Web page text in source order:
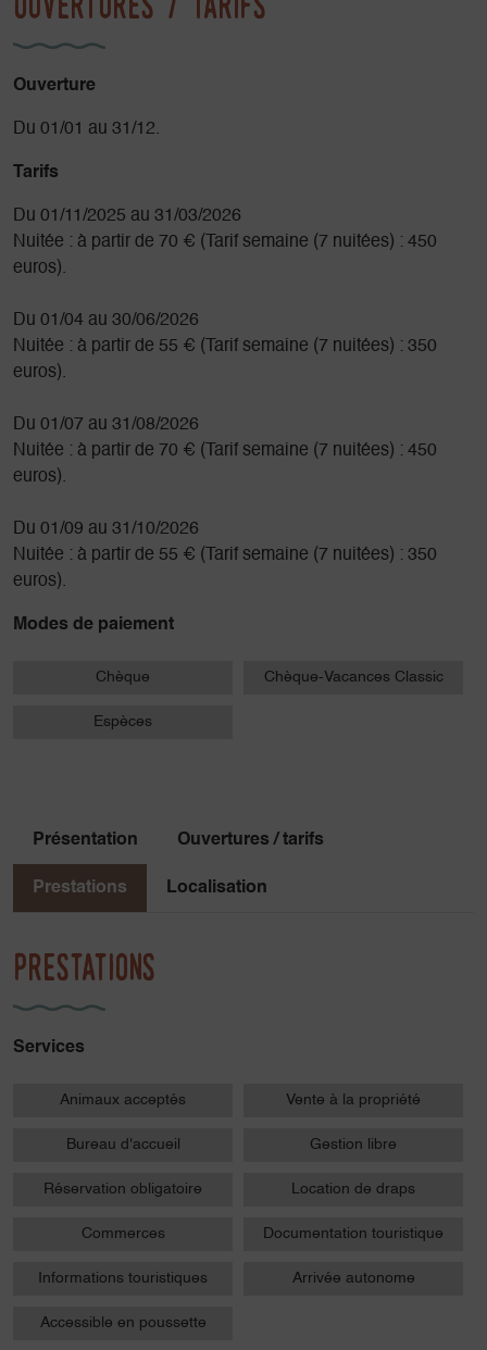
Ouverture
Du 01/01 au 31/12.
Tarifs
Du 01/11/2025 au 31/03/2026
Nuitée : à partir de 70 € (Tarif semaine (7 nuitées) : 450
euros).
Du 01/04 au 30/06/2026
Nuitée : à partir de 55 € (Tarif semaine (7 nuitées) : 350
euros).
Du 01/07 au 31/08/2026
Nuitée : à partir de 70 € (Tarif semaine (7 nuitées) : 450
euros).
Du 01/09 au 31/10/2026
Nuitée : à partir de 55 € (Tarif semaine (7 nuitées) : 350
euros).
Modes de paiement
Chèque Chèque-Vacances Classic
Espèces
Présentation Ouvertures / tarifs
Prestations Localisation
Prestations
Services
Animaux acceptés Vente à la propriété
Bureau d'accueil Gestion libre
Réservation obligatoire Location de draps
Commerces Documentation touristique
Informations touristiques Arrivée autonome
Accessible en poussette